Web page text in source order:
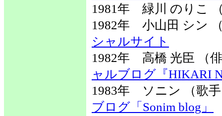
1981年 緑川 のりこ
1982年 小山田 シ
シャルサイト
1982年 高橋 光臣
ャルブログ『HIKARI
1983年 ソニン （
ブログ「Sonim blog」